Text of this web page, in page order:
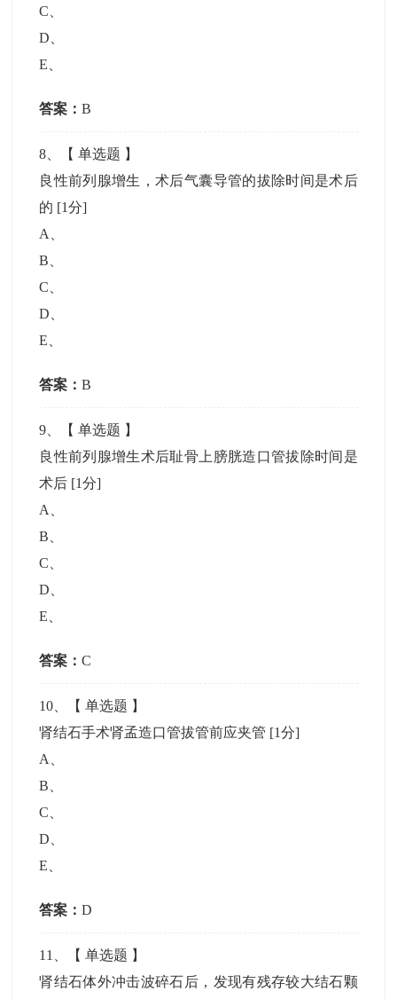
C
D
E
答案：B
8 、【单选题 】
良性前列腺增生，术后气囊导管的拔除时间是术后
的 [1分]
A
B
C
D
E
答案：B
9 、【单选题 】
良性前列腺增生术后耻骨上膀胱造口管拔除时间是
术后 [1分]
A
B
C
D
E
答案：C
10 、【单选题 】
肾结石手术肾孟造口管拔管前应夹管 [1分]
A
B
C
D
E
答案：D
11 、【单选题 】
肾结石体外冲击波碎石后，发现有残存较大结石颗